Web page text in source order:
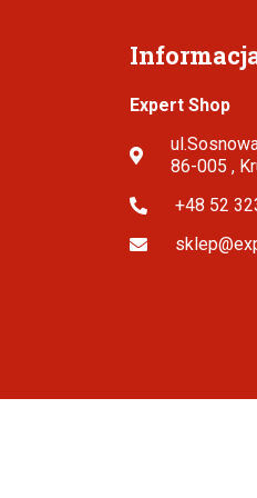
Expert Shop
86-005 ,
+48 52